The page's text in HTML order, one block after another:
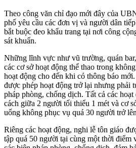
Theo công văn chỉ đạo mới đây của
phố yêu cầu các đơn vị và người dân
bắt buộc đeo khẩu trang tại nơi công
sát khuẩn.
Những lĩnh vực như vũ trường, quán
các cơ sở hoạt động thể thao trong
hoạt động cho đến khi có thông báo
được phép hoạt động trở lại nhưng phải
pháp phòng, chống dịch. Tất cả các
cách giữa 2 người tối thiểu 1 mét và cơ
uống không phục vụ quá 30 người trở
Riêng các hoạt động, nghi lễ tôn giáo
tập quá 50 người tại cùng một thời điểm